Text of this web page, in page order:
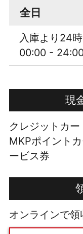
全日
入庫より24
00:00 -
現
クレジットカー
MKPポイント
ービス券
オンラインで領